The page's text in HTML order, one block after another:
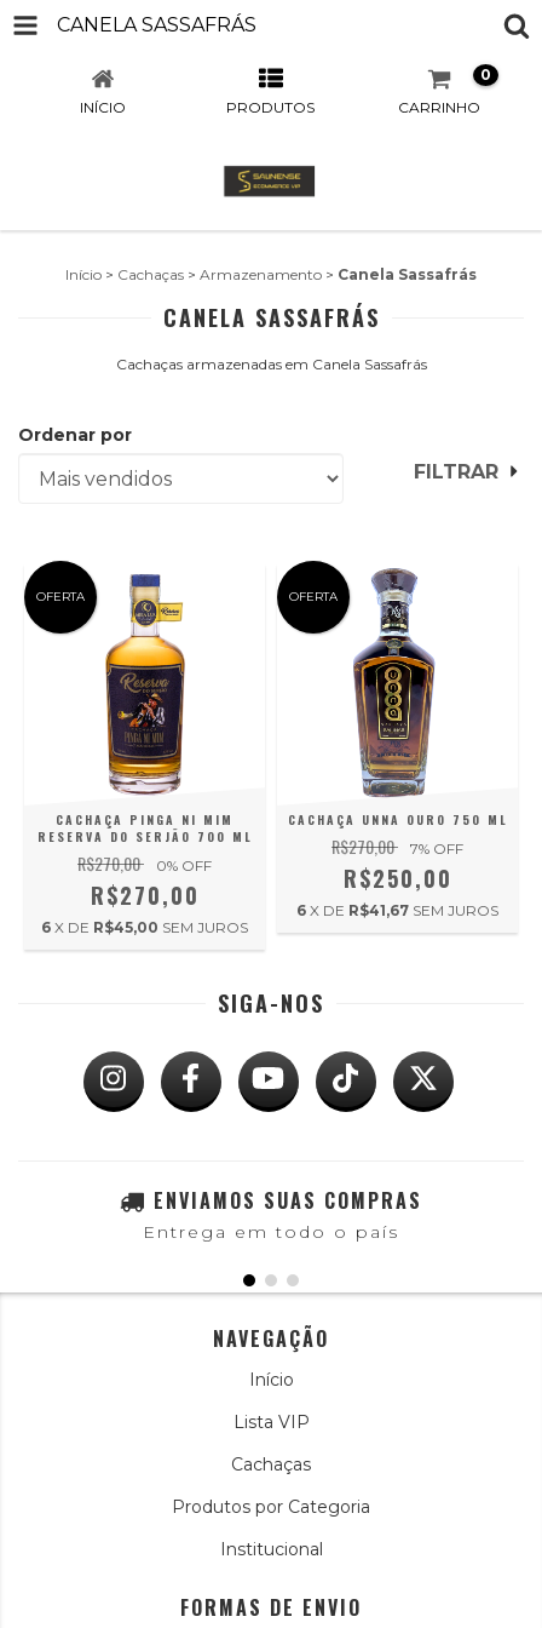
CANELA SASSAFRÁS
INÍCIO PRODUTOS CARRINHO
0
Início > Cachaças > Armazenamento > Canela Sassafrás
CANELA SASSAFRÁS
Cachaças armazenadas em Canela Sassafrás
Ordenar por
FILTRAR
OFERTA
CACHAÇA PINGA NI MIM
RESERVA DO SERJÃO 700 ML
R$270,00 0% OFF
R$270,00
6 X DE R$45,00 SEM JUROS
OFERTA
CACHAÇA UNNA OURO 750 ML
R$270,00 7% OFF
R$250,00
6 X DE R$41,67 SEM JUROS
SIGA-NOS
ENVIAMOS SUAS COMPRAS
Entrega em todo o país
NAVEGAÇÃO
Início
Lista VIP
Cachaças
Produtos por Categoria
Institucional
FORMAS DE ENVIO